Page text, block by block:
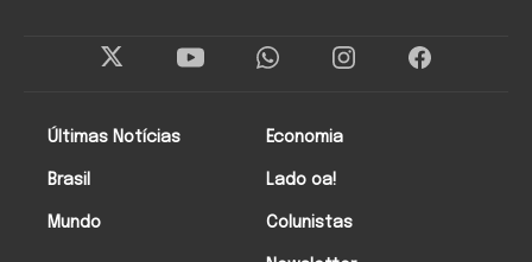
Últimas Notícias
Brasil
Mundo
Economia
Lado oa!
Colunistas